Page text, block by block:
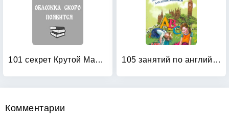
101 секрет Крутой Мамочки 105 занятий по английскому языку для дошкольников: Пособие для воспитателей детского сада, учителей английского языка и родителей
Комментарии